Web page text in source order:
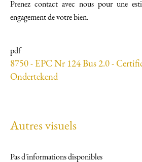
Prenez contact avec nous pour une
engagement de votre bien.
pdf
8750 - EPC Nr 124 Bus 2.0 -
Ondertekend
Autres visuels
Pas d'informations disponibles